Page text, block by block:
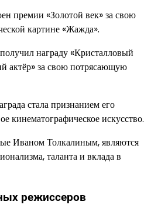
премии «Золотой век» за свою
картине «Жажда».
награду «Кристалловый
актёр» за свою потрясающую
стала признанием его
кинематографическое искусство.
Иваном Толкалиным, являются
таланта и вклада в
режиссеров